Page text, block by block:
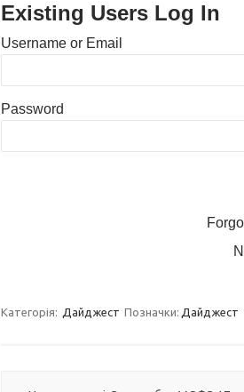
Existing Users Log In
Username or Email
Password
Категорія: Дайджест Позначки: Дайджест